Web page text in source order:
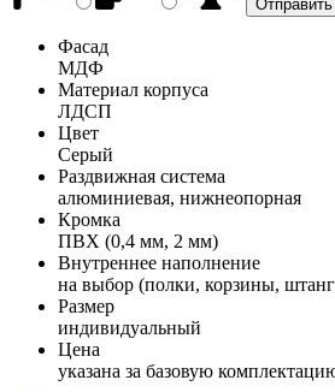
Фасад
МДФ
Материал корпуса
ЛДСП
Цвет
Серый
Раздвижная система
алюминиевая, нижнеопорная
Кромка
ПВХ (0,4 мм, 2 мм)
Внутреннее наполнение
на выбор (полки, корзины,
Размер
индивидуальный
Цена
указана за базовую